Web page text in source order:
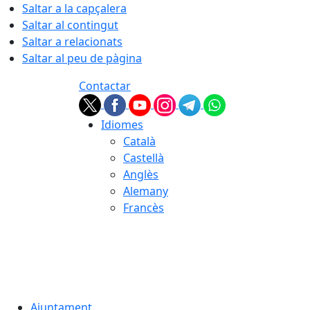
Saltar a la capçalera
Saltar al contingut
Saltar a relacionats
Saltar al peu de pàgina
Contactar
Idiomes
Català
Castellà
Anglès
Alemany
Francès